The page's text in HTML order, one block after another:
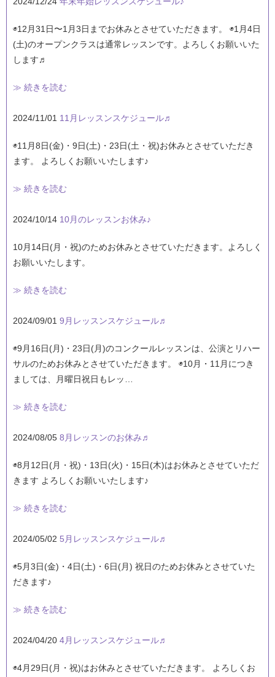
◉12月31日〜1月3日までお休みとさせていただきます。 ◉1月4日
(土)のオープンクラスは通常レッスンです。よろしくお願いいた
します♬
≫ 続きを読む
2024/11/01 11月レッスンスケジュール♬
◉11月8日(金)・9日(土)・23日(土・祝)お休みとさせていただき
ます。 よろしくお願いいたします♪
≫ 続きを読む
2024/10/14 10月のレッスンお休み♪
10月14日(月・祝)のためお休みとさせていただきます。よろしく
お願いいたします。
≫ 続きを読む
2024/09/01 9月レッスンスケジュール♬
◉9月16日(月)・23日(月)のコンクールレッスンは、公演とリハー
サルのためお休みとさせていただきます。 ◉10月・11月につき
ましては、月曜日祝日もレッ…
≫ 続きを読む
2024/08/05 8月レッスンのお休み♬
◉8月12日(月・祝)・13日(火)・15日(木)はお休みとさせていただ
きます よろしくお願いいたします♪
≫ 続きを読む
2024/05/02 5月レッスンスケジュール♬
◉5月3日(金)・4日(土)・6日(月) 祝日のためお休みとさせていた
だきます♪
≫ 続きを読む
2024/04/20 4月レッスンスケジュール♬
◉4月29日(月・祝)はお休みとさせていただきます。 よろしくお